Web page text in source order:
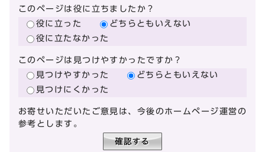
このページは役に立ちましたか？
役に立った
どちらともいえない
役に立たなかった
このページは見つけやすかったですか？
見つけやすかった
どちらともいえない
見つけにくかった
お寄せいただいたご意見は、今後のホームページ運営の
参考とします。